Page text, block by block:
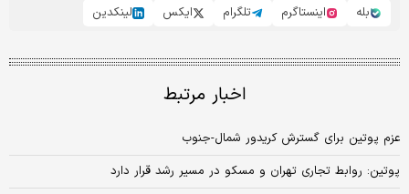
بله
اینستاگرم تلگرام ایکس لینکدین
اخبار مرتبط
عزم پوتین برای گسترش کریدور شمال-جنوب
پوتین: روابط تجاری تهران و مسکو در مسیر رشد قرار دارد